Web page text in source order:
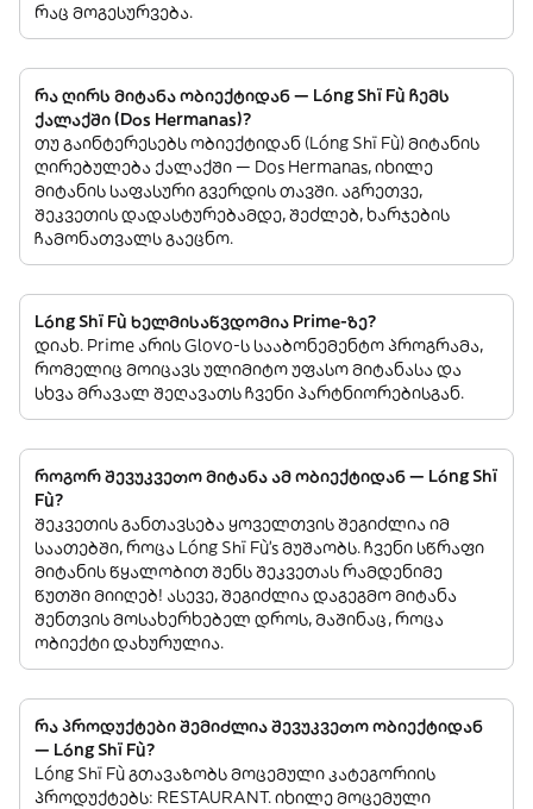
რაც მოგესურვება.
რა ღირს მიტანა ობიექტიდან — Lóng Shï Fù ჩემს
ქალაქში (Dos Hermanas)?
თუ გაინტერესებს ობიექტიდან (Lóng Shï Fù) მიტანის
ღირებულება ქალაქში — Dos Hermanas, იხილე
მიტანის საფასური გვერდის თავში. აგრეთვე,
შეკვეთის დადასტურებამდე, შეძლებ, ხარჯების
ჩამონათვალს გაეცნო.
Lóng Shï Fù ხელმისაწვდომია Prime-ზე?
დიახ. Prime არის Glovo-ს სააბონემენტო პროგრამა,
რომელიც მოიცავს ულიმიტო უფასო მიტანასა და
სხვა მრავალ შეღავათს ჩვენი პარტნიორებისგან.
როგორ შევუკვეთო მიტანა ამ ობიექტიდან — Lóng Shï
Fù?
შეკვეთის განთავსება ყოველთვის შეგიძლია იმ
საათებში, როცა Lóng Shï Fù’s მუშაობს. ჩვენი სწრაფი
მიტანის წყალობით შენს შეკვეთას რამდენიმე
წუთში მიიღებ! ასევე, შეგიძლია დაგეგმო მიტანა
შენთვის მოსახერხებელ დროს, მაშინაც, როცა
ობიექტი დახურულია.
რა პროდუქტები შემიძლია შევუკვეთო ობიექტიდან
— Lóng Shï Fù?
Lóng Shï Fù გთავაზობს მოცემული კატეგორიის
პროდუქტებს: RESTAURANT. იხილე მოცემული